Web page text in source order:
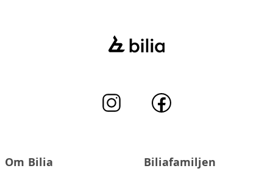
Om Bilia Biliafamiljen